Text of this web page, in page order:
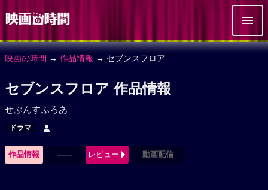
映画の時間 → 作品情報 → セブンスフロア
セブンスフロア 作品情報
せぶんすふろあ
ドラマ -
作品情報 ------ レビュー 動画配信